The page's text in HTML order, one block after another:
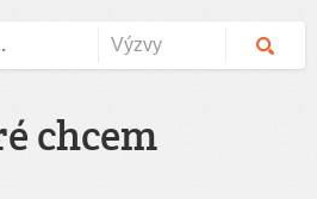
chcem